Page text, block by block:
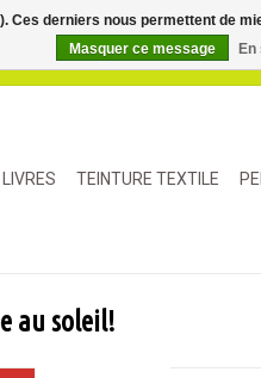
LIVRES TEINTURE TEXTILE
au soleil!
derniers nous permettent de
Masquer ce message